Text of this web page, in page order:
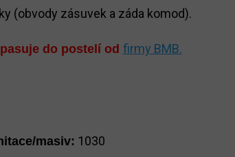
(obvody zásuvek a záda komod).
do postelí od firmy BMB.
masiv: 1030